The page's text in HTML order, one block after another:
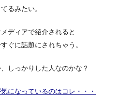
るみたい。
ディアで紹介されると
ぐに話題にされちゃう。
しっかりした人なのかな？
になっているのはコレ・・・